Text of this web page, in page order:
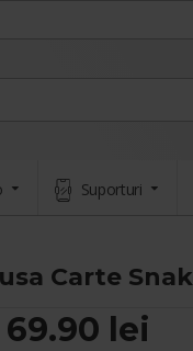
Suporturi
Carte
69.90 lei